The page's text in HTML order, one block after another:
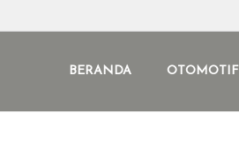
BERANDA OTOMOTIF